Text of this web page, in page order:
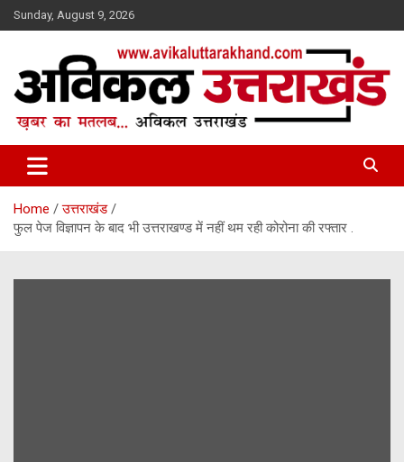
Skip
to
Sunday, August 9, 2026
Avikal Uttarakhand
Home
उत्तराखंड
फुल पेज विज्ञापन के बाद भी उत्तराखण्ड में नहीं थम रही कोरोना की रफ्तार .